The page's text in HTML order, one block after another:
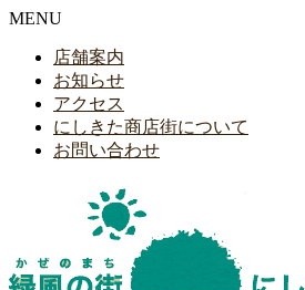
MENU
店舗案内
お知らせ
アクセス
にしきた商店街について
お問い合わせ